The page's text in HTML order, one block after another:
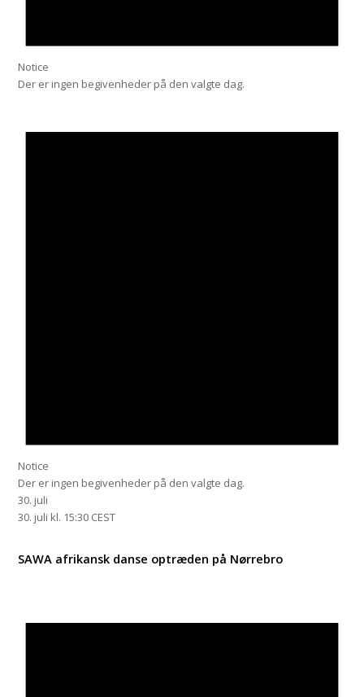
Notice
Der er ingen begivenheder på den valgte dag.
Notice
Der er ingen begivenheder på den valgte dag.
30. juli
30. juli kl. 15:30 CEST
SAWA afrikansk danse optræden på Nørrebro